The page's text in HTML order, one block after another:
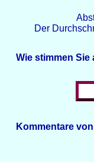
Der
Wie stimmen Sie
Kommentare